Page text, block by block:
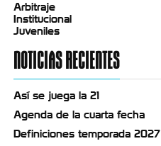
Arbitraje
Institucional
Juveniles
NOTICIAS RECIENTES
Así se juega la 21
Agenda de la cuarta fecha
Definiciones temporada 2027